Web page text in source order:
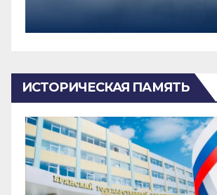
ИСТОРИЧЕСКАЯ ПАМЯТЬ